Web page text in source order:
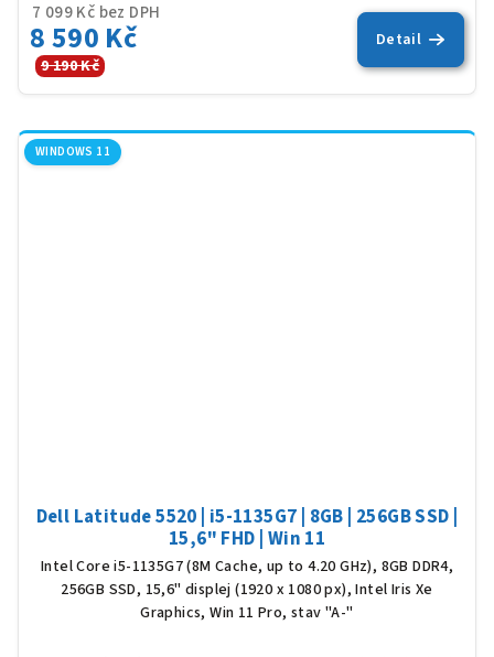
7 099 Kč bez DPH
8 590 Kč
9 190 Kč
Detail
WINDOWS 11
Dell Latitude 5520 | i5-1135G7 | 8GB | 256GB SSD |
15,6" FHD | Win 11
Intel Core i5-1135G7 (8M Cache, up to 4.20 GHz), 8GB DDR4,
256GB SSD, 15,6" displej (1920 x 1080 px), Intel Iris Xe
Graphics, Win 11 Pro, stav "A-"